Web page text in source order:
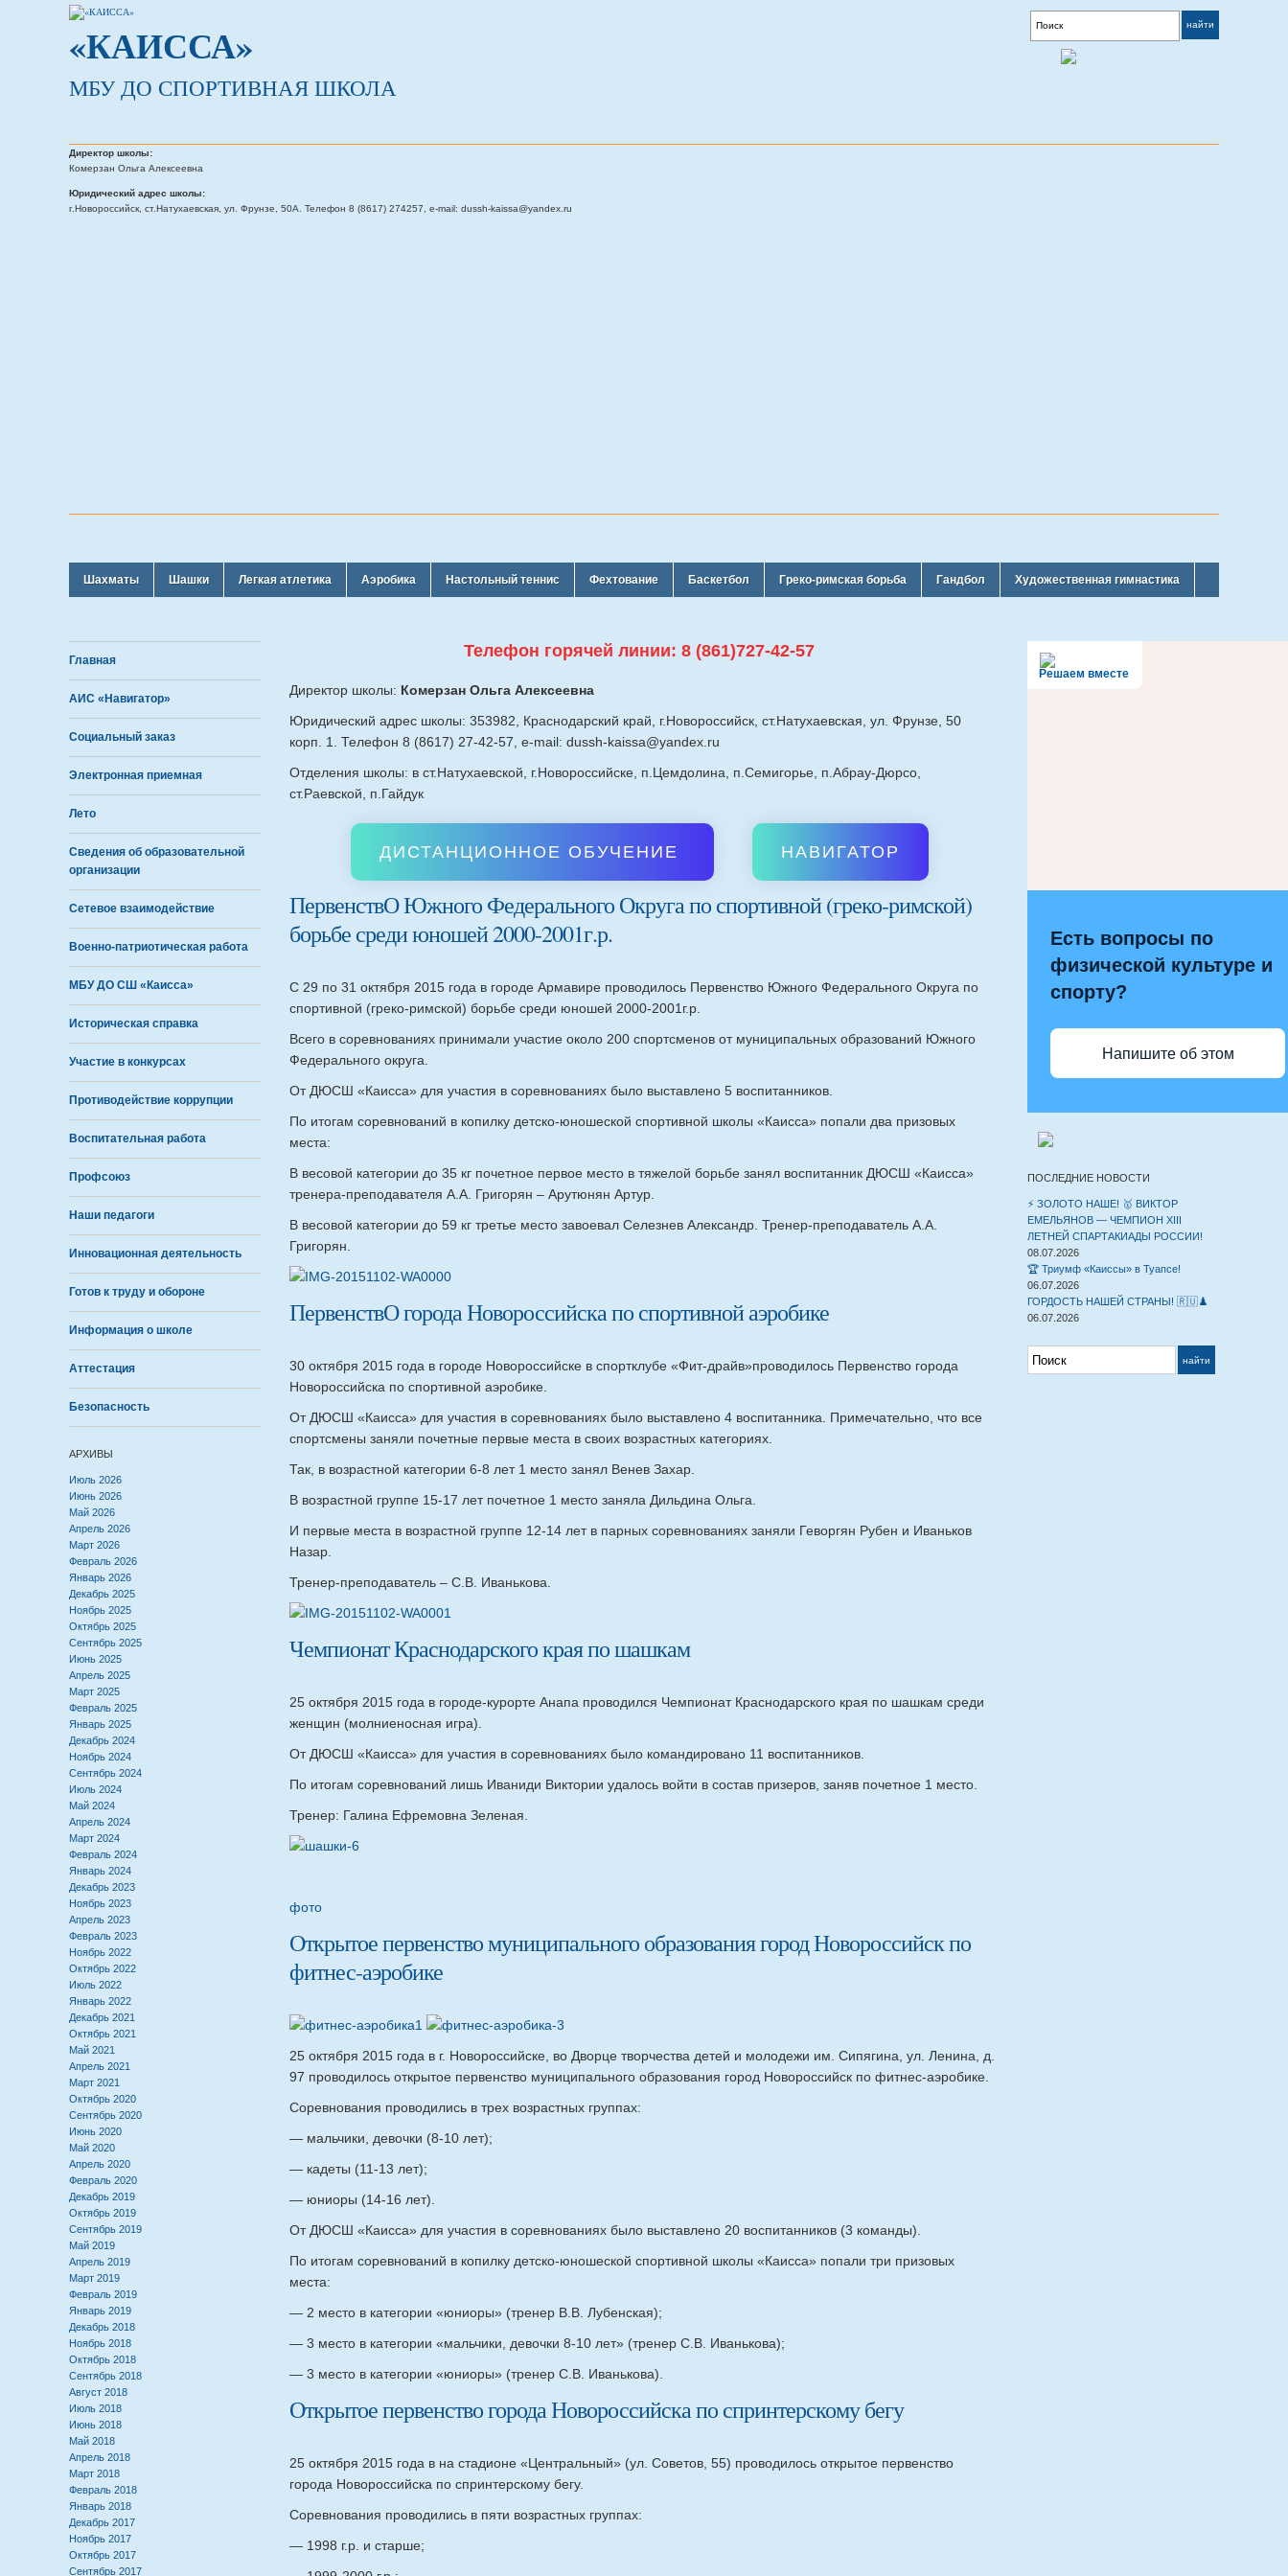
«КАИССА»
МБУ ДО СПОРТИВНАЯ ШКОЛА
Директор школы:
Комерзан Ольга Алексеевна
Юридический адрес школы:
г.Новороссийск, ст.Натухаевская, ул. Фрунзе, 50А. Телефон 8 (8617) 274257, e-mail: dussh-kaissa@yandex.ru
Шахматы Шашки Легкая атлетика Аэробика Настольный теннис Фехтование Баскетбол Греко-римская борьба Гандбол Художественная гимнастика
Главная
АИС «Навигатор»
Социальный заказ
Электронная приемная
Лето
Сведения об образовательной
организации
Сетевое взаимодействие
Военно-патриотическая работа
МБУ ДО СШ «Каисса»
Историческая справка
Участие в конкурсах
Противодействие коррупции
Воспитательная работа
Профсоюз
Наши педагоги
Инновационная деятельность
Готов к труду и обороне
Информация о школе
Аттестация
Безопасность
АРХИВЫ
Июль 2026
Июнь 2026
Май 2026
Апрель 2026
Март 2026
Февраль 2026
Январь 2026
Декабрь 2025
Ноябрь 2025
Октябрь 2025
Сентябрь 2025
Июнь 2025
Апрель 2025
Март 2025
Февраль 2025
Январь 2025
Декабрь 2024
Ноябрь 2024
Сентябрь 2024
Июль 2024
Май 2024
Апрель 2024
Март 2024
Февраль 2024
Январь 2024
Декабрь 2023
Ноябрь 2023
Апрель 2023
Февраль 2023
Ноябрь 2022
Октябрь 2022
Июль 2022
Январь 2022
Декабрь 2021
Октябрь 2021
Май 2021
Апрель 2021
Март 2021
Октябрь 2020
Сентябрь 2020
Июнь 2020
Май 2020
Апрель 2020
Февраль 2020
Декабрь 2019
Октябрь 2019
Сентябрь 2019
Май 2019
Апрель 2019
Март 2019
Февраль 2019
Январь 2019
Декабрь 2018
Ноябрь 2018
Октябрь 2018
Сентябрь 2018
Август 2018
Июль 2018
Июнь 2018
Май 2018
Апрель 2018
Март 2018
Февраль 2018
Январь 2018
Декабрь 2017
Ноябрь 2017
Октябрь 2017
Сентябрь 2017
Телефон горячей линии: 8 (861)727-42-57
Директор школы: Комерзан Ольга Алексеевна
Юридический адрес школы: 353982, Краснодарский край, г.Новороссийск, ст.Натухаевская, ул. Фрунзе, 50
корп. 1. Телефон 8 (8617) 27-42-57, e-mail: dussh-kaissa@yandex.ru
Отделения школы: в ст.Натухаевской, г.Новороссийске, п.Цемдолина, п.Семигорье, п.Абрау-Дюрсо,
ст.Раевской, п.Гайдук
ДИСТАНЦИОННОЕ ОБУЧЕНИЕ НАВИГАТОР
ПервенствО Южного Федерального Округа по спортивной (греко-римской)
борьбе среди юношей 2000-2001г.р.
С 29 по 31 октября 2015 года в городе Армавире проводилось Первенство Южного Федерального Округа по
спортивной (греко-римской) борьбе среди юношей 2000-2001г.р.
Всего в соревнованиях принимали участие около 200 спортсменов от муниципальных образований Южного
Федерального округа.
От ДЮСШ «Каисса» для участия в соревнованиях было выставлено 5 воспитанников.
По итогам соревнований в копилку детско-юношеской спортивной школы «Каисса» попали два призовых
места:
В весовой категории до 35 кг почетное первое место в тяжелой борьбе занял воспитанник ДЮСШ «Каисса»
тренера-преподавателя А.А. Григорян – Арутюнян Артур.
В весовой категории до 59 кг третье место завоевал Селезнев Александр. Тренер-преподаватель А.А.
Григорян.
ПервенствО города Новороссийска по спортивной аэробике
30 октября 2015 года в городе Новороссийске в спортклубе «Фит-драйв»проводилось Первенство города
Новороссийска по спортивной аэробике.
От ДЮСШ «Каисса» для участия в соревнованиях было выставлено 4 воспитанника. Примечательно, что все
спортсмены заняли почетные первые места в своих возрастных категориях.
Так, в возрастной категории 6-8 лет 1 место занял Венев Захар.
В возрастной группе 15-17 лет почетное 1 место заняла Дильдина Ольга.
И первые места в возрастной группе 12-14 лет в парных соревнованиях заняли Геворгян Рубен и Иваньков
Назар.
Тренер-преподаватель – С.В. Иванькова.
Чемпионат Краснодарского края по шашкам
25 октября 2015 года в городе-курорте Анапа проводился Чемпионат Краснодарского края по шашкам среди
женщин (молниеносная игра).
От ДЮСШ «Каисса» для участия в соревнованиях было командировано 11 воспитанников.
По итогам соревнований лишь Иваниди Виктории удалось войти в состав призеров, заняв почетное 1 место.
Тренер: Галина Ефремовна Зеленая.
фото
Открытое первенство муниципального образования город Новороссийск по
фитнес-аэробике
25 октября 2015 года в г. Новороссийске, во Дворце творчества детей и молодежи им. Сипягина, ул. Ленина, д.
97 проводилось открытое первенство муниципального образования город Новороссийск по фитнес-аэробике.
Соревнования проводились в трех возрастных группах:
— мальчики, девочки (8-10 лет);
— кадеты (11-13 лет);
— юниоры (14-16 лет).
От ДЮСШ «Каисса» для участия в соревнованиях было выставлено 20 воспитанников (3 команды).
По итогам соревнований в копилку детско-юношеской спортивной школы «Каисса» попали три призовых
места:
— 2 место в категории «юниоры» (тренер В.В. Лубенская);
— 3 место в категории «мальчики, девочки 8-10 лет» (тренер С.В. Иванькова);
— 3 место в категории «юниоры» (тренер С.В. Иванькова).
Открытое первенство города Новороссийска по спринтерскому бегу
25 октября 2015 года в на стадионе «Центральный» (ул. Советов, 55) проводилось открытое первенство
города Новороссийска по спринтерскому бегу.
Соревнования проводились в пяти возрастных группах:
— 1998 г.р. и старше;
Решаем вместе
Есть вопросы по
физической культуре и
спорту?
Напишите об этом
ПОСЛЕДНИЕ НОВОСТИ
⚡️ ЗОЛОТО НАШЕ! 🥇 ВИКТОР
ЕМЕЛЬЯНОВ — ЧЕМПИОН XIII
ЛЕТНЕЙ СПАРТАКИАДЫ РОССИИ!
08.07.2026
🏆 Триумф «Каиссы» в Туапсе!
06.07.2026
ГОРДОСТЬ НАШЕЙ СТРАНЫ! 🇷🇺♟️
06.07.2026